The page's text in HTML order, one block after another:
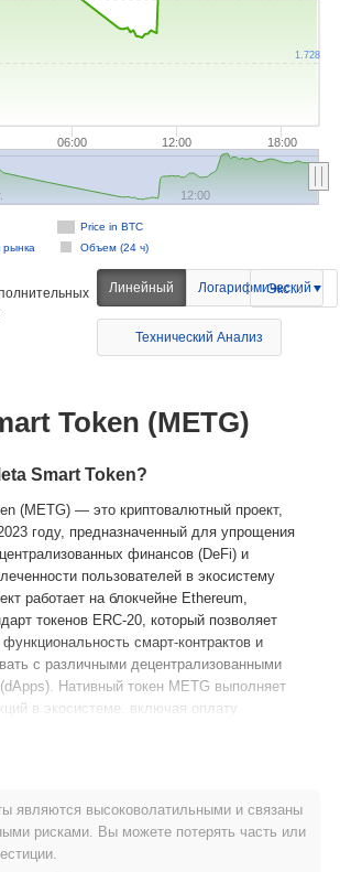
06:00 12:00 18:00
Price in BTC
рынка
Объем (24 ч)
12:00
1.728
Линейный Логарифмический
Экспорт
Технический Анализ
Token (METG)
Smart Token?
(METG) — это криптовалютный проект,
году, предназначенный для упрощения
финансов (DeFi) и
пользователей в экосистему
работает на блокчейне Ethereum,
токенов ERC-20, который позволяет
смарт-контрактов и
с различными децентрализованными
Нативный токен METG выполняет
в экосистеме, включая оплату
за стекинг. Пользователи могут ставить свои
решений относительно обновлений
доступ к различным DeFi-сервисам.
выделяется своим акцентом на удобные
с существующими финансовыми
являются высоковолатильными и связаны
рисками. Вы можете потерять часть или